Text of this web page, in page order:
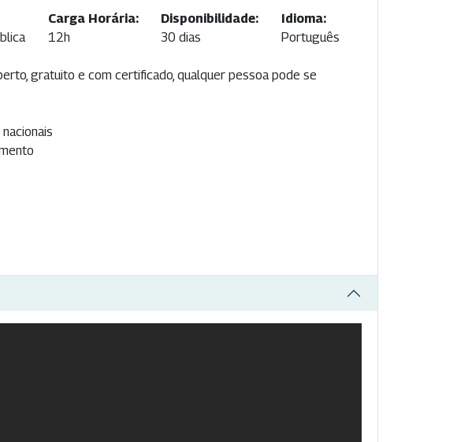
Carga Horária:
12h
Disponibilidade:
30 dias
Idioma:
Português
gratuito e com certificado, qualquer pessoa pode se